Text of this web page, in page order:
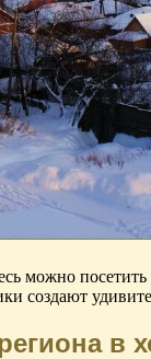
можно
создают
в